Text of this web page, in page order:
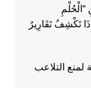
مَاذَا تَكْشِفُ تَقَارِيرُ
التلاعب